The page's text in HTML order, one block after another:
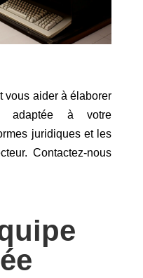
vous aider à élaborer
adaptée à votre
juridiques et les
Contactez-nous